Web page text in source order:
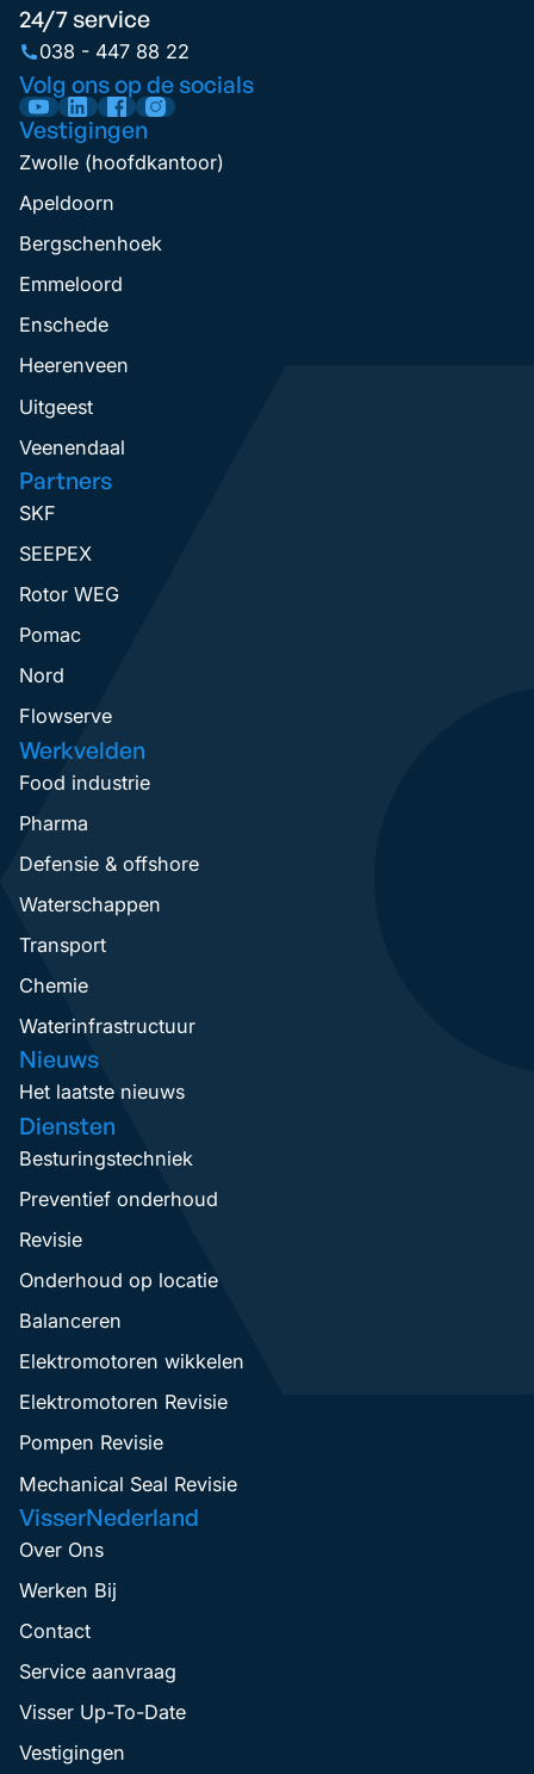
24/7 service
038 - 447 88 22
Volg ons op de socials
Vestigingen
Zwolle (hoofdkantoor)
Apeldoorn
Bergschenhoek
Emmeloord
Enschede
Heerenveen
Uitgeest
Veenendaal
Partners
SKF
SEEPEX
Rotor WEG
Pomac
Nord
Flowserve
Werkvelden
Food industrie
Pharma
Defensie & offshore
Waterschappen
Transport
Chemie
Waterinfrastructuur
Nieuws
Het laatste nieuws
Diensten
Besturingstechniek
Preventief onderhoud
Revisie
Onderhoud op locatie
Balanceren
Elektromotoren wikkelen
Elektromotoren Revisie
Pompen Revisie
Mechanical Seal Revisie
VisserNederland
Over Ons
Werken Bij
Contact
Service aanvraag
Visser Up-To-Date
Vestigingen